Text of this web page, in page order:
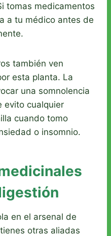
tomas medicamentos
a tu médico antes de
también ven
esta planta. La
una somnolencia
evito cualquier
cuando tomo
o insomnio.
en el arsenal de
otras aliadas